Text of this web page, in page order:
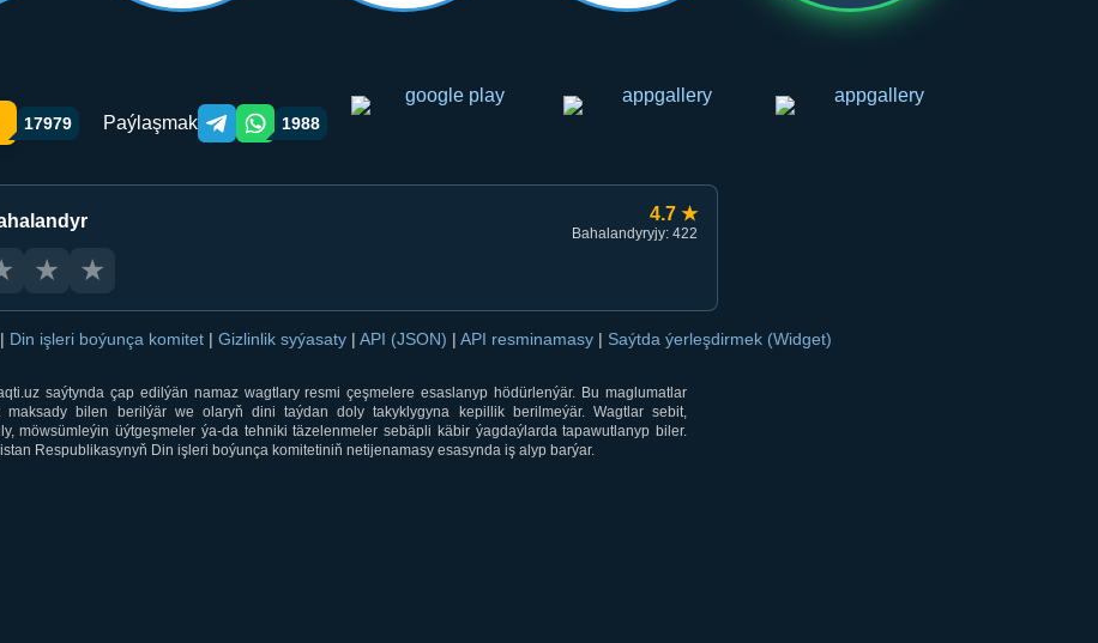
17979 Paýlaşmak Telegram orqali ulashish
WhatsApp orqali ulashish
1988
4.7 ★
Bahalandyryjy: 422
★ ★
| Din işleri boýunça komitet | Gizlinlik syýasaty | API (JSON) | API resminamasy | Saýtda ýerleşdirmek (Widget)
saýtynda çap edilýän namaz wagtlary resmi çeşmelere esaslanyp hödürlenýär. Bu maglumatlar
maksady bilen berilýär we olaryň dini taýdan doly takyklygyna kepillik berilmeýär. Wagtlar sebit,
möwsümleýin üýtgeşmeler ýa-da tehniki täzelenmeler sebäpli käbir ýagdaýlarda tapawutlanyp biler.
Respublikasynyň Din işleri boýunça komitetiniň netijenamasy esasynda iş alyp barýar.